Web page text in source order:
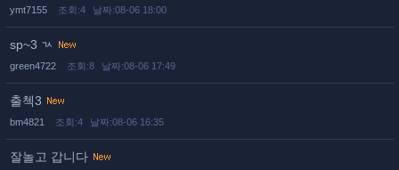
ymt7155 조회:4 날짜:08-06 18:00
sp~3 ㄳ
green4722 조회:8 날짜:08-06 17:49
출첵3
bm4821 조회:4 날짜:08-06 16:35
잘놀고 갑니다